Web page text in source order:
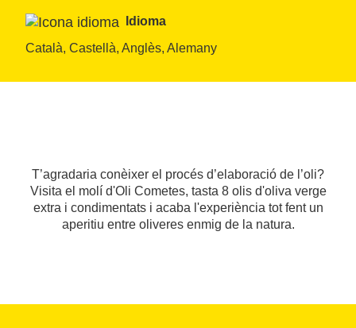
Idioma
Català, Castellà, Anglès, Alemany
T’agradaria conèixer el procés d’elaboració de l’oli?
Visita el molí d'Oli Cometes, tasta 8 olis d'oliva verge
extra i condimentats i acaba l'experiència tot fent un
aperitiu entre oliveres enmig de la natura.